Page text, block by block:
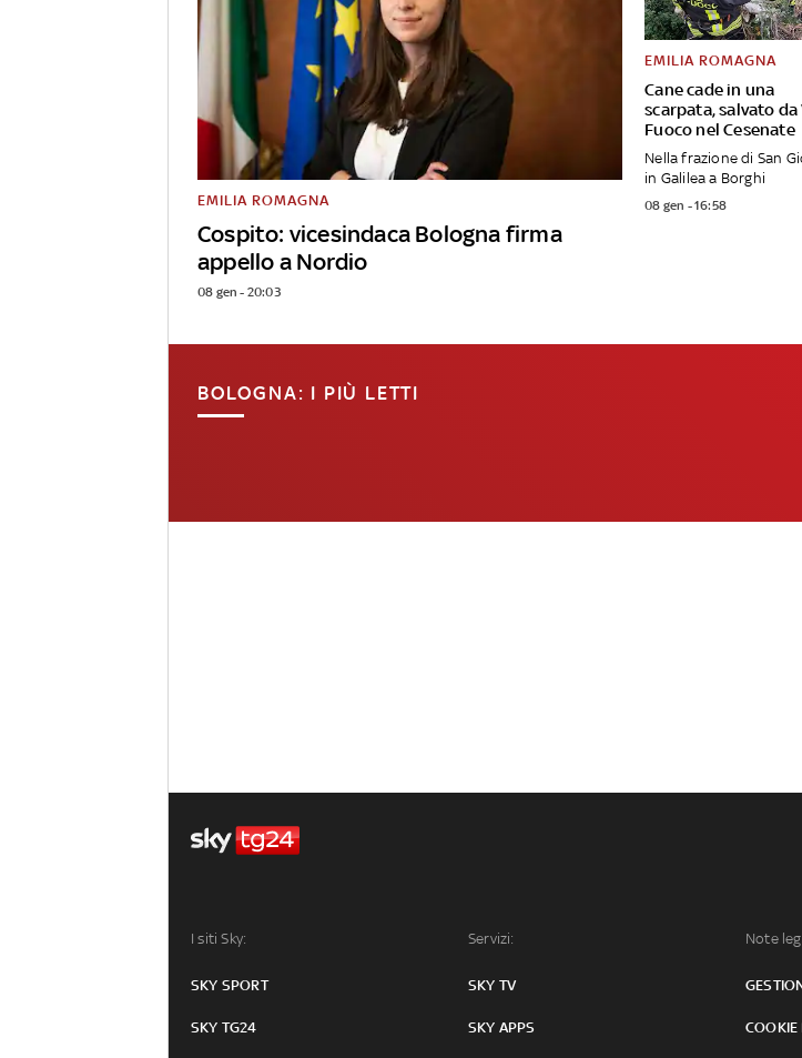
Cospito: vicesindaca Bologna firma
appello a Nordio
EMILIA ROMAGNA
08 gen - 20:03
Cane cade in una
scarpata, salvato da
Fuoco nel Cesenate
EMILIA ROMAGNA
Nella frazione di San
in Galilea a Borghi
08 gen - 16:58
BOLOGNA: I PIÙ LETTI
I siti Sky:
SKY SPORT
SKY TG24
Servizi:
SKY TV
SKY APPS
Note
COOKIE